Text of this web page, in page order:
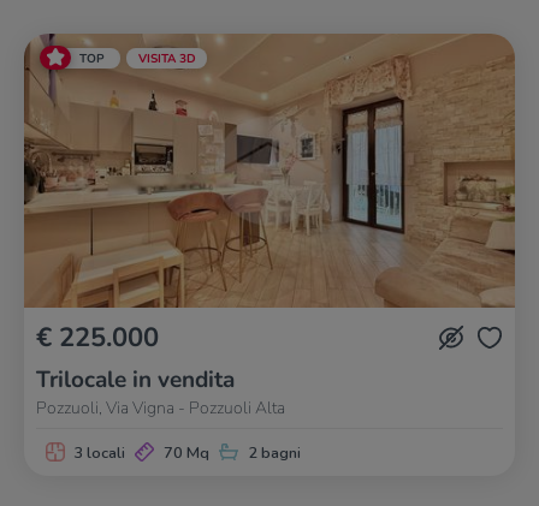
TOP VISITA 3D
€ 225.000
Trilocale in vendita
Pozzuoli, Via Vigna - Pozzuoli Alta
3 locali 70 Mq 2 bagni